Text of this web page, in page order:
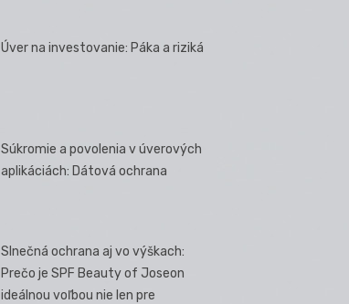
Úver na investovanie: Páka a riziká
Súkromie a povolenia v úverových
aplikáciách: Dátová ochrana
Slnečná ochrana aj vo výškach:
Prečo je SPF Beauty of Joseon
ideálnou voľbou nie len pre